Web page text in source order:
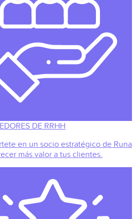
DE RRHH
en un socio estratégico de Runa
más valor a tus clientes.